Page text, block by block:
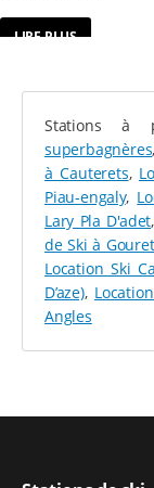
bowling, bars,
SKIS, SNOW,
Pour profiter
proposées sur
domaines
matériel ! Chez
gamme est
prendre le
Junior et
LIRE PLUS
Stations à
superbagnères,
à Cauterets,
Piau-engaly,
Lary Pla D'adet,
de Ski à
Location Ski
D’aze),
Angles